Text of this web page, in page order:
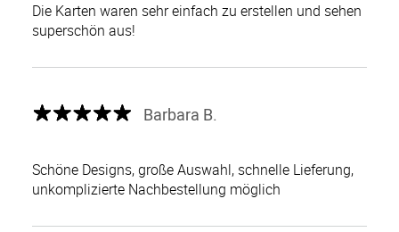
Die Karten waren sehr einfach zu erstellen und sehen
superschön aus!
Barbara B.
Schöne Designs, große Auswahl, schnelle Lieferung,
unkomplizierte Nachbestellung möglich